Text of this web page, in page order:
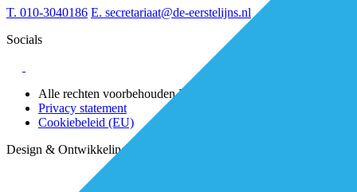
T. 010-3040186 E. secretariaat@de-eerstelijns.nl
Socials
Alle rechten voorbehouden Lorenz 2025
Privacy statement
Cookiebeleid (EU)
Design & Ontwikkeling door